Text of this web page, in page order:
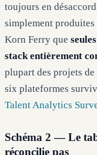
toujours en
simplement
Korn Ferry que
stack entièrement
plupart des projets
six plateformes
Talent Analytics
Schéma 2 — Le
réconcilie pas